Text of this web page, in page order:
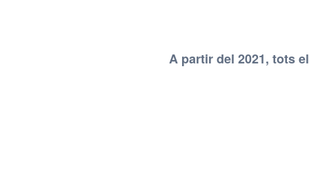
A partir del 2021, tots